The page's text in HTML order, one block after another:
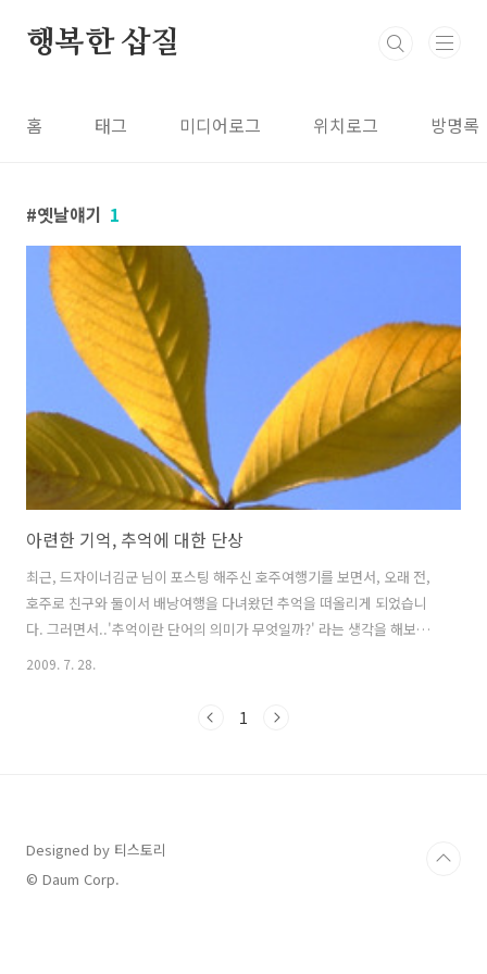
행복한 삽질
홈 태그 미디어로그 위치로그 방명록
옛날얘기 1
아련한 기억, 추억에 대한 단상
최근, 드자이너김군 님이 포스팅 해주신 호주여행기를 보면서, 오래 전,
호주로 친구와 둘이서 배낭여행을 다녀왔던 추억을 떠올리게 되었습니
다. 그러면서..'추억이란 단어의 의미가 무엇일까?' 라는 생각을 해보게
되더군요... 사람들은 추억을 간직하길 바라는 경향이 있는 듯 합니다....
요... 왜 그럴까요?? 사전에 의하면, 추억이 없는 사람은 절대 없을 것 같
2009. 7. 28.
1
Designed by 티스토리
© Daum Corp.